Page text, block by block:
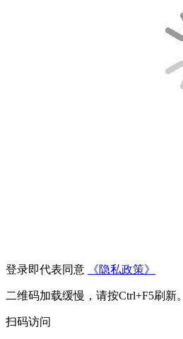
登录即代表同意 《隐私政策》
二维码加载缓慢，请按Ctrl+F5刷新。
扫码访问